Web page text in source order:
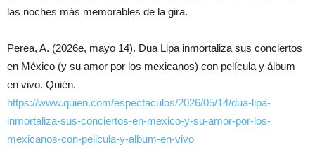
las noches más memorables de la gira.
Perea, A. (2026e, mayo 14). Dua Lipa inmortaliza sus conciertos
en México (y su amor por los mexicanos) con película y álbum
en vivo. Quién.
https://www.quien.com/espectaculos/2026/05/14/dua-lipa-
inmortaliza-sus-conciertos-en-mexico-y-su-amor-por-los-
mexicanos-con-pelicula-y-album-en-vivo